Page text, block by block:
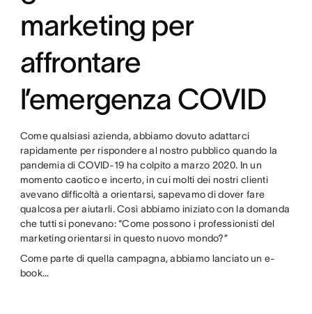
marketing per
affrontare
l’emergenza COVID
Come qualsiasi azienda, abbiamo dovuto adattarci
rapidamente per rispondere al nostro pubblico quando la
pandemia di COVID-19 ha colpito a marzo 2020. In un
momento caotico e incerto, in cui molti dei nostri clienti
avevano difficoltà a orientarsi, sapevamo di dover fare
qualcosa per aiutarli. Così abbiamo iniziato con la domanda
che tutti si ponevano: “Come possono i professionisti del
marketing orientarsi in questo nuovo mondo?”
Come parte di quella campagna, abbiamo lanciato un e-
book…